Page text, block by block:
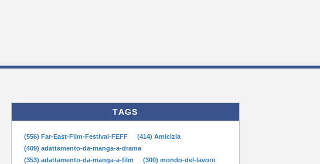
TAGS
(556) Far-East-Film-Festival-FEFF
(414) Amicizia
(409) adattamento-da-manga-a-drama
(353) adattamento-da-manga-a-film
(300) mondo-del-lavoro